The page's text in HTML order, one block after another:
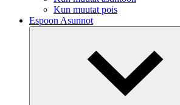
Kun muutat pois
Espoon Asunnot